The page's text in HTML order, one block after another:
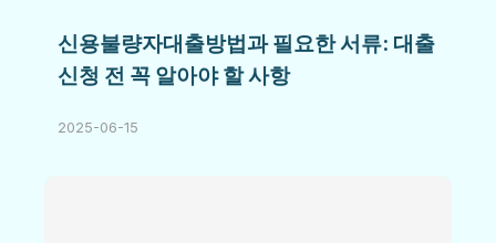
신용불량자대출방법과 필요한 서류: 대출
신청 전 꼭 알아야 할 사항
2025-06-15